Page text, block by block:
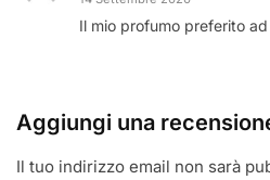
Il mio profumo preferito
Aggiungi una
Il tuo indirizzo email non sarà